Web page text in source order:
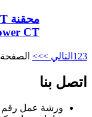
CT...
1 23 التالي >>> الصفحة 1 / 3
اتصل بنا